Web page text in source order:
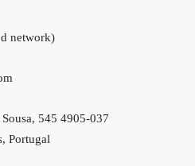
network)
545 4905-037
Portugal